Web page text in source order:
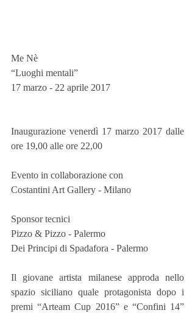
Me Nè
“Luoghi mentali”
17 marzo - 22 aprile 2017
Inaugurazione venerdì 17 marzo 2017 dalle
ore 19,00 alle ore 22,00
Evento in collaborazione con
Costantini Art Gallery - Milano
Sponsor tecnici
Pizzo & Pizzo - Palermo
Dei Principi di Spadafora - Palermo
Il giovane artista milanese approda nello
spazio siciliano quale protagonista dopo i
premi “Arteam Cup 2016” e “Confini 14”